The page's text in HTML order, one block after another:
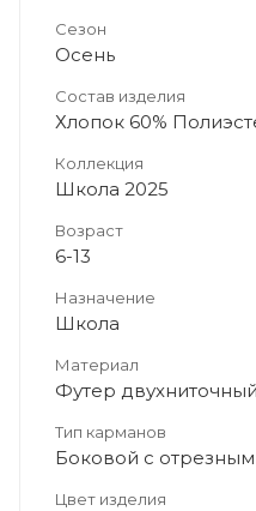
Сезон
Осень
Состав изделия
Хлопок 60%
Коллекция
Школа 2025
Возраст
6-13
Назначение
Школа
Материал
Футер
Тип карманов
Боковой с
Цвет изделия